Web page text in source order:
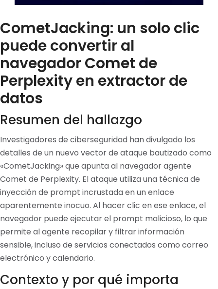
CometJacking: un solo clic
puede convertir al
navegador Comet de
Perplexity en extractor de
datos
Resumen del hallazgo
Investigadores de ciberseguridad han divulgado los
detalles de un nuevo vector de ataque bautizado como
«CometJacking» que apunta al navegador agente
Comet de Perplexity. El ataque utiliza una técnica de
inyección de prompt incrustada en un enlace
aparentemente inocuo. Al hacer clic en ese enlace, el
navegador puede ejecutar el prompt malicioso, lo que
permite al agente recopilar y filtrar información
sensible, incluso de servicios conectados como correo
electrónico y calendario.
Contexto y por qué importa